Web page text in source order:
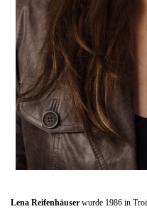
Lena Reifenhäuser wurde 1986 in